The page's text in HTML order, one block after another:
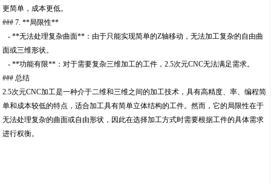
更简单，成本更低。
### 7. **局限性**
- **无法处理复杂曲面**：由于只能实现简单的Z轴移动，无法加工复杂的自由曲
面或三维形状。
- **功能有限**：对于需要复杂三维加工的工件，2.5次元CNC无法满足需求。
### 总结
2.5次元CNC加工是一种介于二维和三维之间的加工技术，具有高精度、率、编程简
单和成本较低的特点，适合加工具有简单立体结构的工件。然而，它的局限性在于
无法处理复杂的曲面或自由形状，因此在选择加工方式时需要根据工件的具体需求
进行权衡。